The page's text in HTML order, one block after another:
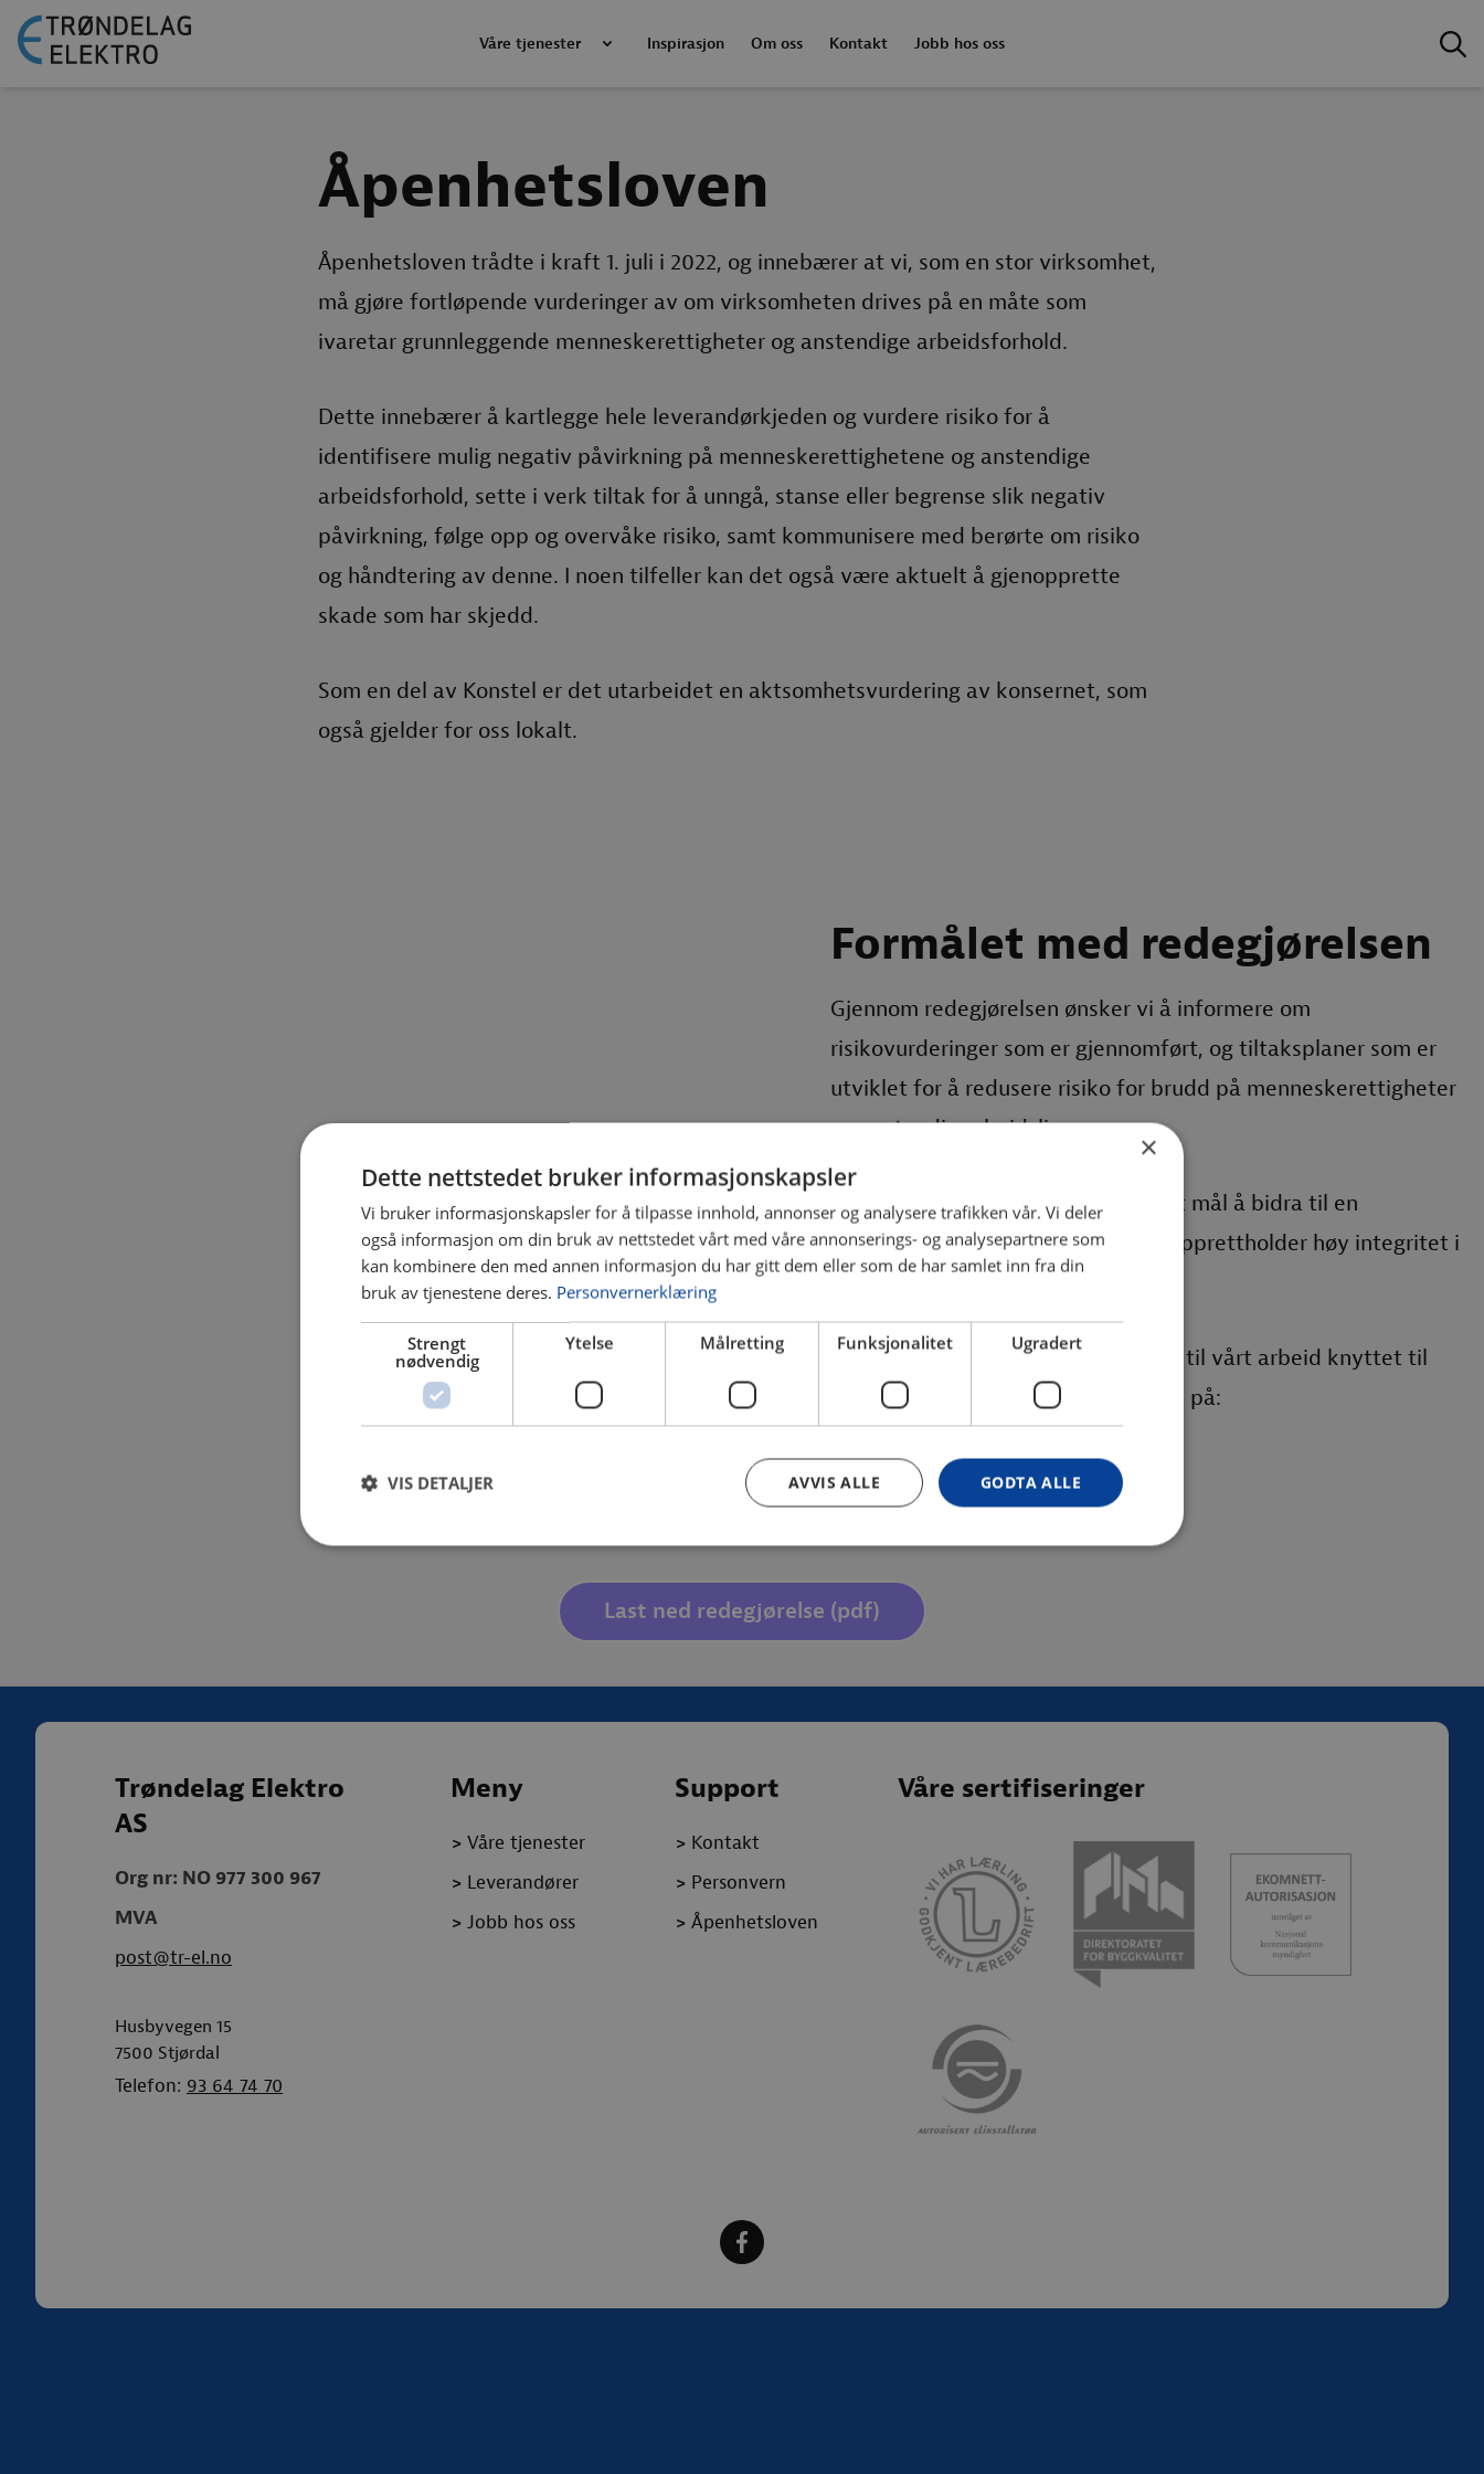
Våre tjenester Inspirasjon Om oss Kontakt Jobb hos oss
Åpenhetsloven
Åpenhetsloven trådte i kraft 1. juli i 2022, og innebærer at vi, som en stor virksomhet,
må gjøre fortløpende vurderinger av om virksomheten drives på en måte som
ivaretar grunnleggende menneskerettigheter og anstendige arbeidsforhold.
Dette innebærer å kartlegge hele leverandørkjeden og vurdere risiko for å
identifisere mulig negativ påvirkning på menneskerettighetene og anstendige
arbeidsforhold, sette i verk tiltak for å unngå, stanse eller begrense slik negativ
påvirkning, følge opp og overvåke risiko, samt kommunisere med berørte om risiko
og håndtering av denne. I noen tilfeller kan det også være aktuelt å gjenopprette
skade som har skjedd.
Som en del av Konstel er det utarbeidet en aktsomhetsvurdering av konsernet, som
også gjelder for oss lokalt.
Formålet med redegjørelsen
Gjennom redegjørelsen ønsker vi å informere om
risikovurderinger som er gjennomført, og tiltaksplaner som er
utviklet for å redusere risiko for brudd på menneskerettigheter
og anstendig arbeidsliv.
Som del av et større konsern er vårt mål å bidra til en
bærekraftig praksis, og sikre at vi opprettholder høy integritet i
vårt arbeid.
Har du spørsmål eller kommentarer til vårt arbeid knyttet til
Åpenhetsloven kan du kontakte oss på:
aapenhetsloven@nimlas.no
Last ned redegjørelse (pdf)
Trøndelag Elektro
AS
Org nr: NO 977 300 967
MVA
post@tr-el.no
Husbyvegen 15
7500 Stjørdal
Telefon: 93 64 74 70
Meny
> Våre tjenester
> Leverandører
> Jobb hos oss
Support
> Kontakt
> Personvern
> Åpenhetsloven
Våre sertifiseringer
×
Dette nettstedet bruker informasjonskapsler
Vi bruker informasjonskapsler for å tilpasse innhold, annonser og analysere trafikken vår. Vi deler
også informasjon om din bruk av nettstedet vårt med våre annonserings- og analysepartnere som
kan kombinere den med annen informasjon du har gitt dem eller som de har samlet inn fra din
bruk av tjenestene deres. Personvernerklæring
Strengt
nødvendig
Ytelse Målretting Funksjonalitet Ugradert
GODTA ALLE
AVVIS ALLE
VIS DETALJER